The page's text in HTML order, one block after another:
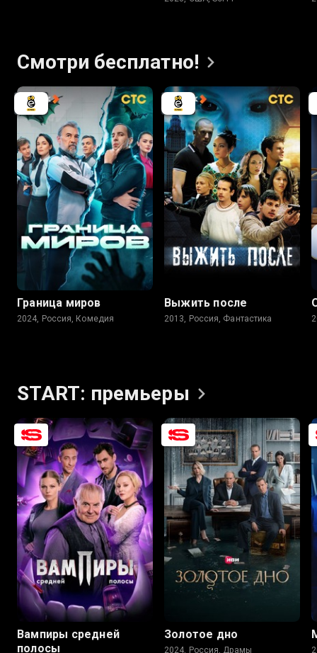
Смотри бесплатно!
Граница миров
2024, Россия, Комедия
7.7 6.3
Выжить после
2013, Россия, Фантастика
START: премьеры
8.4 7.5
Вампиры средней
полосы
7.3
Золотое дно
2024, Россия, Драмы